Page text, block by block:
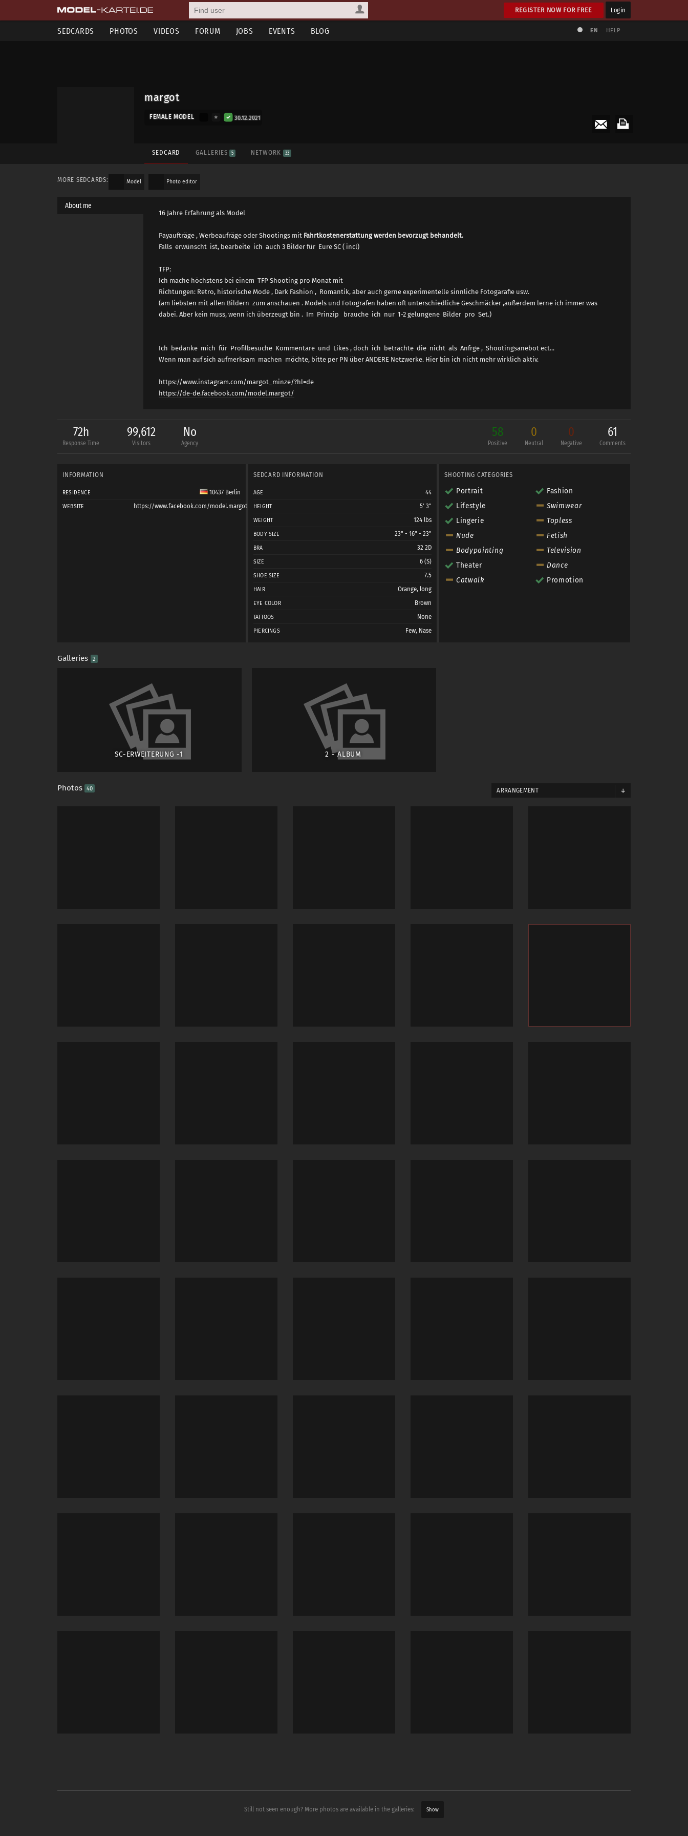
REGISTER NOW FOR FREE Login
SEDCARDS PHOTOS VIDEOS FORUM JOBS EVENTS BLOG EN HELP
margot
FEMALE MODEL 30.12.2021
SEDCARD GALLERIES 5 NETWORK 33
MORE SEDCARDS: Model Photo editor
About me
16 Jahre Erfahrung als Model
Payaufträge , Werbeaufräge oder Shootings mit Fahrtkostenerstattung werden bevorzugt behandelt.
Falls erwünscht ist, bearbeite ich auch 3 Bilder für Eure SC ( incl)
TFP:
Ich mache höchstens bei einem TFP Shooting pro Monat mit
Richtungen: Retro, historische Mode , Dark Fashion , Romantik, aber auch gerne experimentelle sinnliche Fotogarafie usw.
(am liebsten mit allen Bildern zum anschauen . Models und Fotografen haben oft unterschiedliche Geschmäcker ,außerdem lerne ich immer was
dabei. Aber kein muss, wenn ich überzeugt bin . Im Prinzip brauche ich nur 1-2 gelungene Bilder pro Set.)
Ich bedanke mich für Profilbesuche Kommentare und Likes , doch ich betrachte die nicht als Anfrge , Shootingsanebot ect...
Wenn man auf sich aufmerksam machen möchte, bitte per PN über ANDERE Netzwerke. Hier bin ich nicht mehr wirklich aktiv.
https://www.instagram.com/margot_minze/?hl=de
https://de-de.facebook.com/model.margot/
72h
Response Time
99,612
Visitors
No
Agency
58
Positive
0
Neutral
0
Negative
61
Comments
INFORMATION
RESIDENCE 10437 Berlin
WEBSITE https://www.facebook.com/model.margot
SEDCARD INFORMATION
AGE 44
HEIGHT 5' 3"
WEIGHT 124 lbs
BODY SIZE 23" - 16" - 23"
BRA 32 2D
SIZE 6 (S)
SHOE SIZE 7.5
HAIR Orange, long
EYE COLOR Brown
TATTOOS None
PIERCINGS Few, Nase
SHOOTING CATEGORIES
Portrait
Lifestyle
Lingerie
Nude
Bodypainting
Theater
Catwalk
Fashion
Swimwear
Topless
Fetish
Television
Dance
Promotion
Galleries 2
SC-ERWEITERUNG -1 2 - ALBUM
Photos 40 ARRANGEMENT
Still not seen enough? More photos are available in the galleries: Show